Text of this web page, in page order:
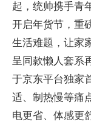
起，统帅携手青
开启年货节，重
生活难题，让家
呈同款懒人套
于京东平台独家
适、制热慢等痛
电更省、体感更